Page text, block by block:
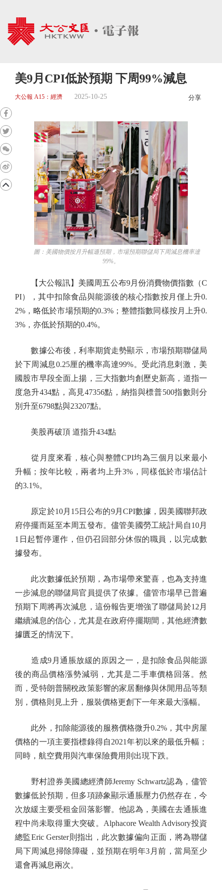
美9月CPI低於預期 下周99%減息
大公報 A15：經濟 2025-10-25 分享
圖：美國物價按月升幅遜預期，市場預期聯儲局下周減息機率達
99%。
【大公報訊】美國周五公布9月份消費物價指數（C
PI），其中扣除食品與能源後的核心指數按月僅上升0.
2%，略低於市場預期的0.3%；整體指數同樣按月上升0.
3%，亦低於預期的0.4%。
數據公布後，利率期貨走勢顯示，市場預期聯儲局
於下周減息0.25厘的機率高達99%。受此消息刺激，美
國股市早段全面上揚，三大指數均創歷史新高，道指一
度急升434點，高見47356點，納指與標普500指數則分
別升至6798點與23207點。
美股再破頂 道指升434點
從月度來看，核心與整體CPI均為三個月以來最小
升幅；按年比較，兩者均上升3%，同樣低於市場估計
的3.1%。
原定於10月15日公布的9月CPI數據，因美國聯邦政
府停擺而延至本周五發布。儘管美國勞工統計局自10月
1日起暫停運作，但仍召回部分休假的職員，以完成數
據發布。
此次數據低於預期，為市場帶來驚喜，也為支持進
一步減息的聯儲局官員提供了依據。儘管市場早已普遍
預期下周將再次減息，這份報告更增強了聯儲局於12月
繼續減息的信心，尤其是在政府停擺期間，其他經濟數
據匱乏的情況下。
造成9月通脹放緩的原因之一，是扣除食品與能源
後的商品價格漲勢減弱，尤其是二手車價格回落。然
而，受特朗普關稅政策影響的家居翻修與休閒用品等類
別，價格則見上升，服裝價格更創下一年來最大漲幅。
此外，扣除能源後的服務價格微升0.2%，其中房屋
價格的一項主要指標錄得自2021年初以來的最低升幅；
同時，航空費用與汽車保險費用則出現下跌。
野村證券美國總經濟師Jeremy Schwartz認為，儘管
數據低於預期，但多項跡象顯示通脹壓力仍然存在，今
次放緩主要受租金回落影響。他認為，美國在去通脹進
程中尚未取得重大突破。Alphacore Wealth Advisory投資
總監Eric Gerster則指出，此次數據偏向正面，將為聯儲
局下周減息掃除障礙，並預期在明年3月前，當局至少
還會再減息兩次。